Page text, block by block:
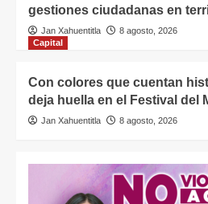
gestiones ciudadanas en
Jan Xahuentitla
8 agosto, 2026
Capital
Con colores que cuentan
deja huella en el Festival del
Jan Xahuentitla 8 agosto, 2026